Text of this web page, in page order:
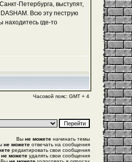
Петербурга, выступят,
Всю эту пеструю
находитесь где-то
Часовой пояс: GMT + 4
Вы не можетеначинать темы
не можетеотвечать на сообщения
редактировать свои сообщения
не можетеудалять свои сообщения